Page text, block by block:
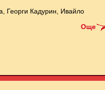
Георги Кадурин, Ивайло
Още